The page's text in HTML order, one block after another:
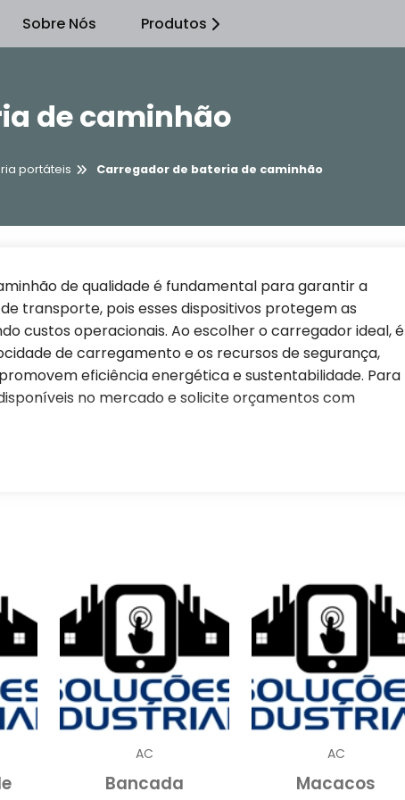
Sobre Nós Produtos
de caminhão
portáteis Carregador de bateria de caminhão
de qualidade é fundamental para garantir a
transporte, pois esses dispositivos protegem as
custos operacionais. Ao escolher o carregador ideal, é
de carregamento e os recursos de segurança,
eficiência energética e sustentabilidade. Para
no mercado e solicite orçamentos com
para manter a operação dos veículos pesados
eficiência e confiabilidade no transporte de cargas,
os benefícios de investir em modelos de alta qualidade.
um dispositivo projetado para recarregar as baterias
ônibus. Esses carregadores são fundamentais para
prontas para fornecer a energia necessária ao
em operações de transporte que exigemalta
altas capacidades
porte. Eles oferecem diferentes modos de
rápida e manutenção, permitindo que o usuário
AC
Bancada
AC
Macacos